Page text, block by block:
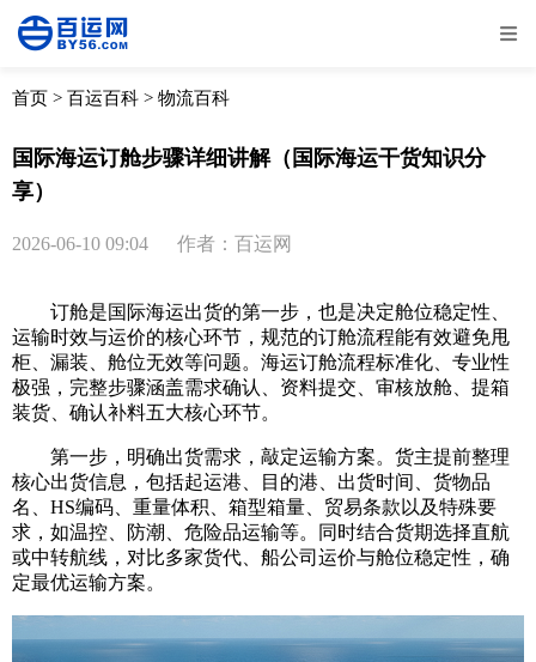
全部 物流资讯
首页 > 百运百科 > 物流百科
国际海运订舱步骤详细讲解（国际海运干货知识分
享）
2026-06-10 09:04 作者：百运网
订舱是国际海运出货的第一步，也是决定舱位稳定性、
运输时效与运价的核心环节，规范的订舱流程能有效避免甩
柜、漏装、舱位无效等问题。海运订舱流程标准化、专业性
极强，完整步骤涵盖需求确认、资料提交、审核放舱、提箱
装货、确认补料五大核心环节。
第一步，明确出货需求，敲定运输方案。货主提前整理
核心出货信息，包括起运港、目的港、出货时间、货物品
名、HS编码、重量体积、箱型箱量、贸易条款以及特殊要
求，如温控、防潮、危险品运输等。同时结合货期选择直航
或中转航线，对比多家货代、船公司运价与舱位稳定性，确
定最优运输方案。